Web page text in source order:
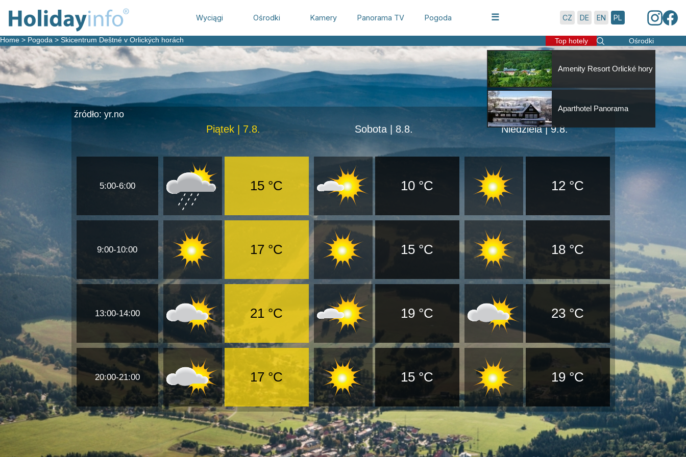
Wyciągi Ośrodki Kamery Panorama TV Pogoda ☰ CZ DE EN PL
Home > Pogoda > Skicentrum Deštné v Orlických horách
Amenity Resort Orlické hory
Aparthotel Panorama
Top hotely Ośrodki
źródło: yr.no
Piątek | 7.8. Sobota | 8.8. Niedziela | 9.8.
5:00-6:00 15 °C 10 °C 12 °C
9:00-10:00 17 °C 15 °C 18 °C
13:00-14:00 21 °C 19 °C 23 °C
20:00-21:00 17 °C 15 °C 19 °C